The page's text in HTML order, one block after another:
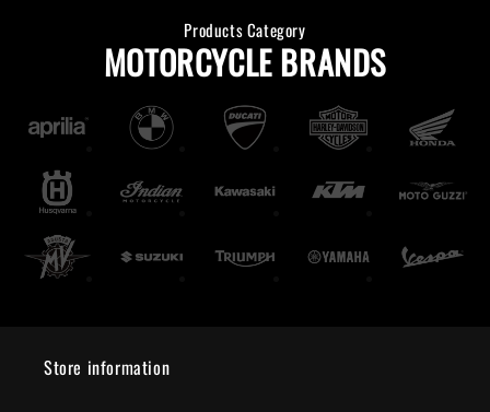
Products Category
MOTORCYCLE BRANDS
Store information